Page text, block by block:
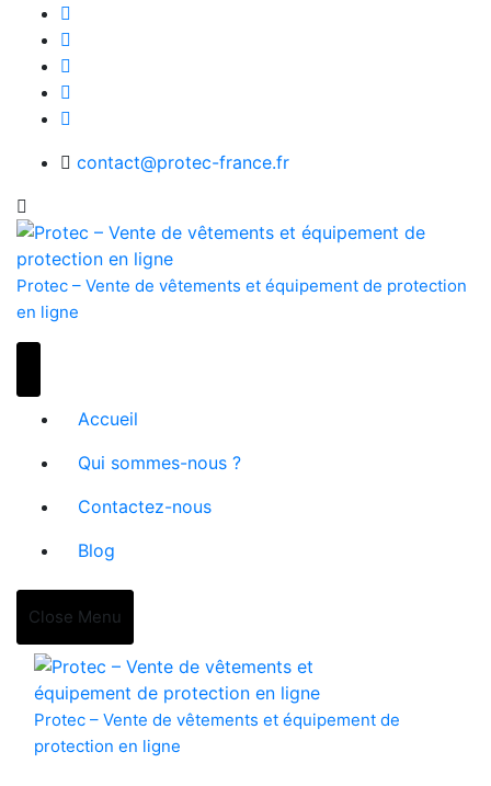
content
contact@protec-france.fr
Protec – Vente de vêtements et équipement de protection
en ligne
Accueil
Qui sommes-nous ?
Contactez-nous
Blog
Close Menu
Protec – Vente de vêtements et équipement de
protection en ligne